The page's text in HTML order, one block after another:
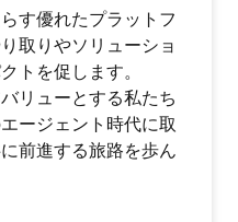
す優れたプラットフ
取りやソリューショ
トを促します。
リューとする私たち
ージェント時代に取
前進する旅路を歩ん